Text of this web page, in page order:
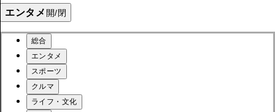
エンタメ 開/閉
総合
エンタメ
スポーツ
クルマ
ライフ・文化